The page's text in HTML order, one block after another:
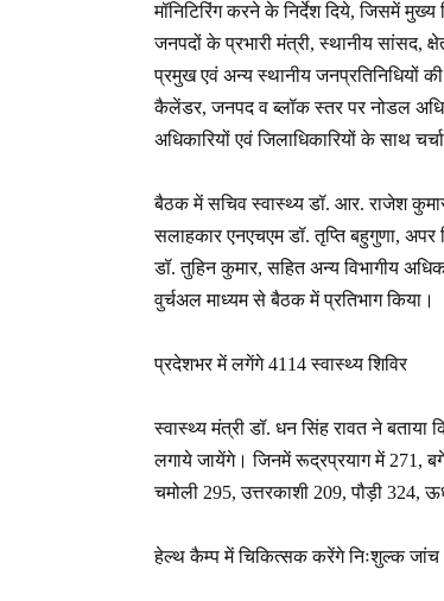
मॉनिटिरिंग करने के निर्देश दिये, जिसमें
जनपदों के प्रभारी मंत्री, स्थानीय सांसद,
प्रमुख एवं अन्य स्थानीय जनप्रतिनिधियों
कैलेंडर, जनपद व ब्लॉक स्तर पर नोडल
अधिकारियों एवं जिलाधिकारियों के साथ
बैठक में सचिव स्वास्थ्य डॉ. आर. राजेश
सलाहकार एनएचएम डॉ. तृप्ति बहुगुणा, अपर
डॉ. तुहिन कुमार, सहित अन्य विभागीय
वुर्चअल माध्यम से बैठक में प्रतिभाग किया।
प्रदेशभर में लगेंगे 4114 स्वास्थ्य शिविर
स्वास्थ्य मंत्री डॉ. धन सिंह रावत ने बताया
लगाये जायेंगे। जिनमें रूद्रप्रयाग में 271,
चमोली 295, उत्तरकाशी 209, पौड़ी 324,
हेल्थ कैम्प में चिकित्सक करेंगे निःशुल्क जांच